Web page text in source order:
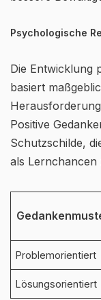
Psychologische
Die Entwicklung
basiert
Positive
Schutzschilde,
als Lernchancen
Problemorientiert
Lösungsorientiert